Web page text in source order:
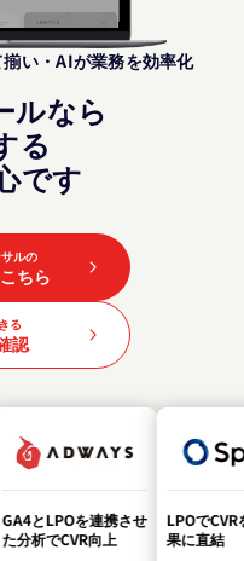
い・AIが業務を効率化
ルなら
る
です
ルの
ちら
る
認
GA4とLPOを連携させ
た分析でCVR向上
LPOでCVR
果に直結